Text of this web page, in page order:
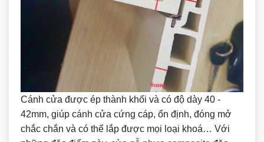
Cánh cửa được ép thành khối và có độ dày 40 -
42mm, giúp cánh cửa cứng cáp, ổn định, đóng mở
chắc chắn và có thể lắp được mọi loại khoá… Với